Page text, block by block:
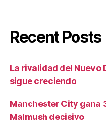
Recent Posts
La rivalidad del Nuevo
sigue creciendo
Manchester City gana
Malmush decisivo